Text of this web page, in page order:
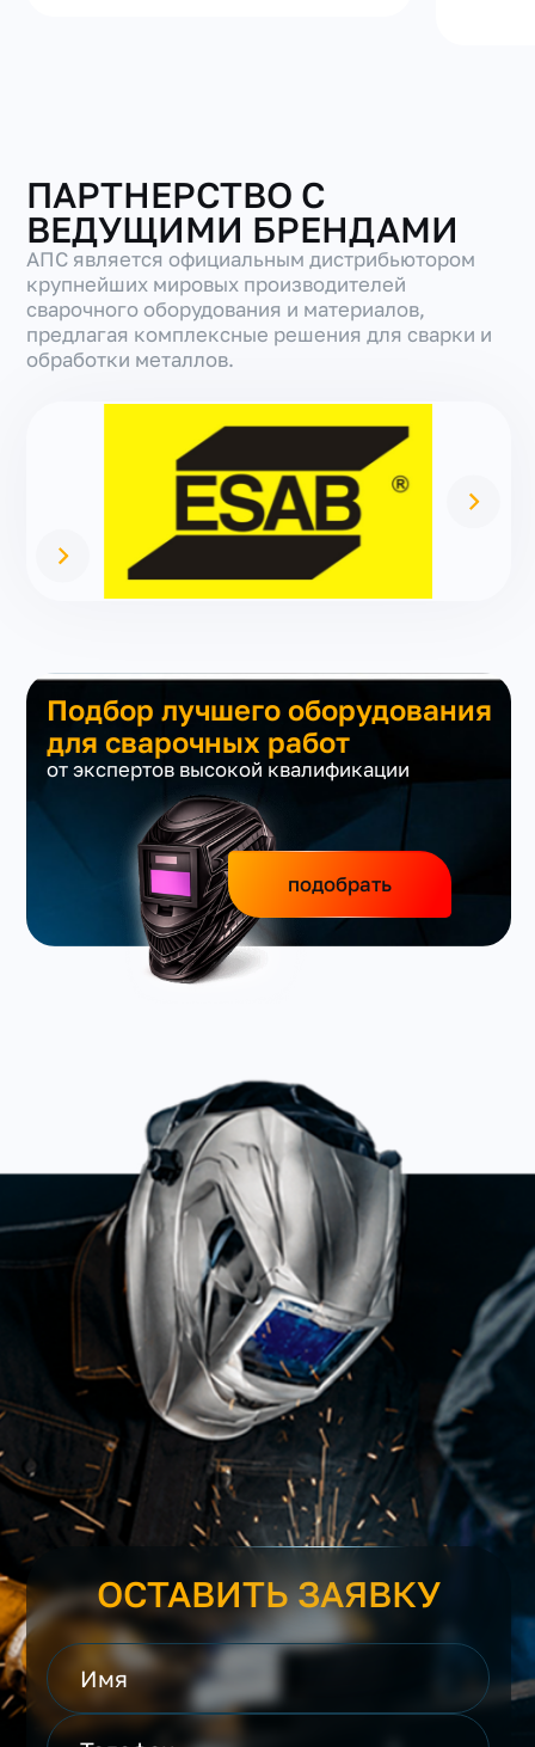
ПАРТНЕРСТВО С
ВЕДУЩИМИ БРЕНДАМИ
АПС является официальным дистрибьютором
крупнейших мировых производителей
сварочного оборудования и материалов,
предлагая комплексные решения для сварки и
обработки металлов.
Подбор лучшего оборудования
для сварочных работ
от экспертов высокой квалификации
подобрать
ОСТАВИТЬ ЗАЯВКУ